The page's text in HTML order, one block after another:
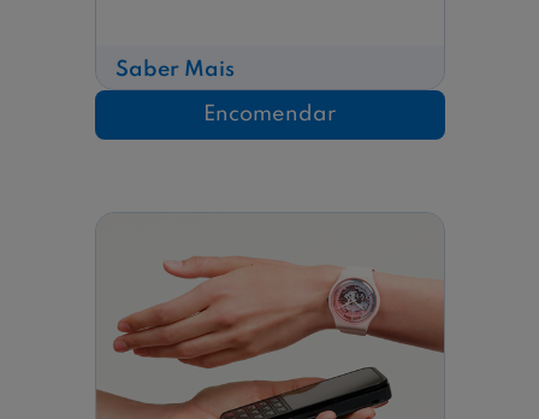
Saber Maissobre
Small
Second
Desert
Watch
Encomendar